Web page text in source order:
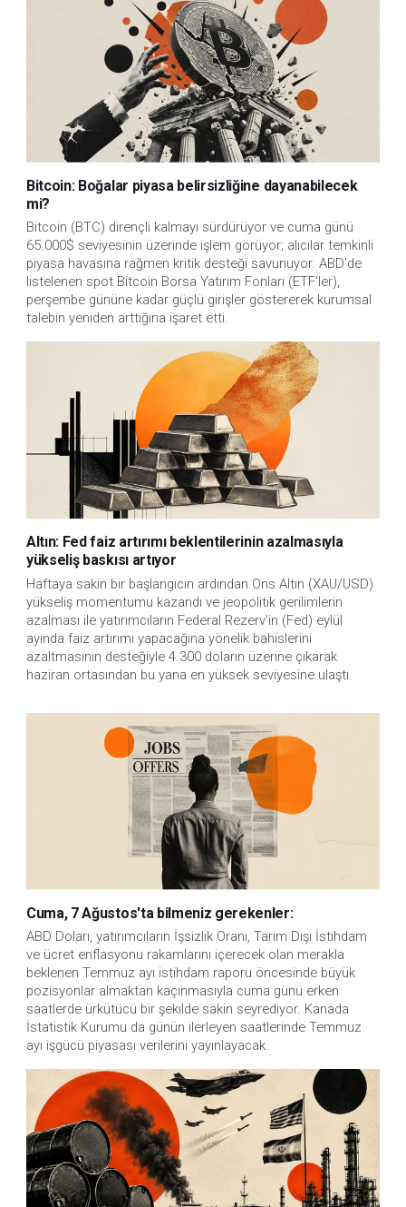
Bitcoin: Boğalar piyasa belirsizliğine dayanabilecek
mi?
Bitcoin (BTC) dirençli kalmayı sürdürüyor ve cuma günü
65.000$ seviyesinin üzerinde işlem görüyor; alıcılar temkinli
piyasa havasına rağmen kritik desteği savunuyor. ABD'de
listelenen spot Bitcoin Borsa Yatırım Fonları (ETF'ler),
perşembe gününe kadar güçlü girişler göstererek kurumsal
talebin yeniden arttığına işaret etti.
Altın: Fed faiz artırımı beklentilerinin azalmasıyla
yükseliş baskısı artıyor
Haftaya sakin bir başlangıcın ardından Ons Altın (XAU/USD)
yükseliş momentumu kazandı ve jeopolitik gerilimlerin
azalması ile yatırımcıların Federal Rezerv'in (Fed) eylül
ayında faiz artırımı yapacağına yönelik bahislerini
azaltmasının desteğiyle 4.300 doların üzerine çıkarak
haziran ortasından bu yana en yüksek seviyesine ulaştı.
Cuma, 7 Ağustos'ta bilmeniz gerekenler:
ABD Doları, yatırımcıların İşsizlik Oranı, Tarım Dışı İstihdam
ve ücret enflasyonu rakamlarını içerecek olan merakla
beklenen Temmuz ayı istihdam raporu öncesinde büyük
pozisyonlar almaktan kaçınmasıyla cuma günü erken
saatlerde ürkütücü bir şekilde sakin seyrediyor. Kanada
İstatistik Kurumu da günün ilerleyen saatlerinde Temmuz
ayı işgücü piyasası verilerini yayınlayacak.